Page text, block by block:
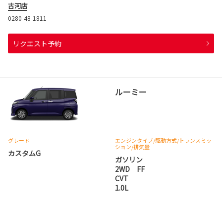
古河店
0280-48-1811
リクエスト予約
ルーミー
グレード
カスタムG
エンジンタイプ/駆動方式/トランスミッ
ション/排気量
ガソリン
2WD FF
CVT
1.0L